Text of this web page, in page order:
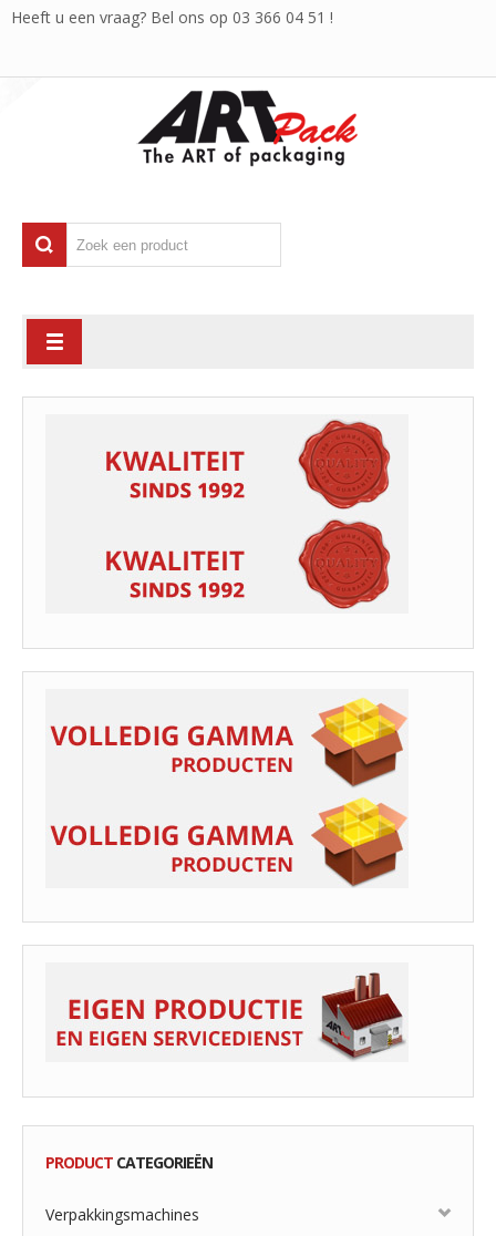
Heeft u een vraag? Bel ons op 03 366 04 51 !
PRODUCT CATEGORIEËN
Verpakkingsmachines